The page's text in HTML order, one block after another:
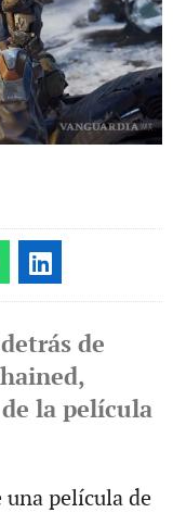
de
la película
una película de